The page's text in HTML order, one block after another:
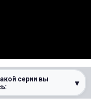
серии вы
▾